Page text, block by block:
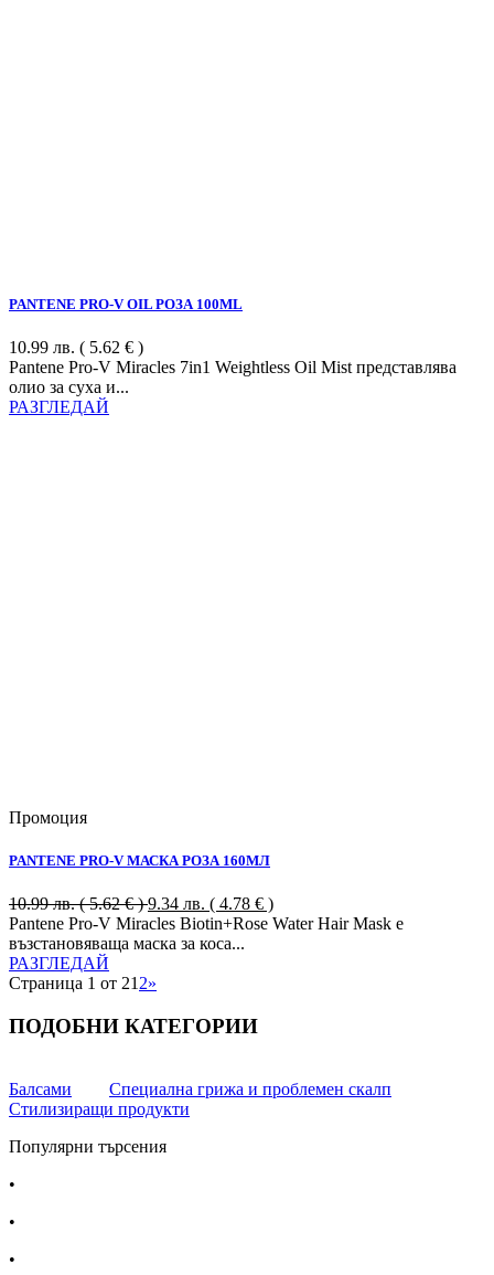
PANTENE PRO-V OIL РОЗА 100ML
10.99 лв. ( 5.62 € )
Pantene Pro-V Miracles 7in1 Weightless Oil Mist представлява
олио за суха и...
РАЗГЛЕДАЙ
Промоция
PANTENE PRO-V МАСКА РОЗА 160МЛ
10.99лв. ( 5.62 € ) 9.34 лв. ( 4.78 € )
Pantene Pro-V Miracles Biotin+Rose Water Hair Mask e
възстановяваща маска за коса...
РАЗГЛЕДАЙ
Страница 1 от 212»
ПОДОБНИ КАТЕГОРИИ
Балсами
Специална грижа и проблемен скалп
Стилизиращи продукти
Популярни търсения
•
•
•